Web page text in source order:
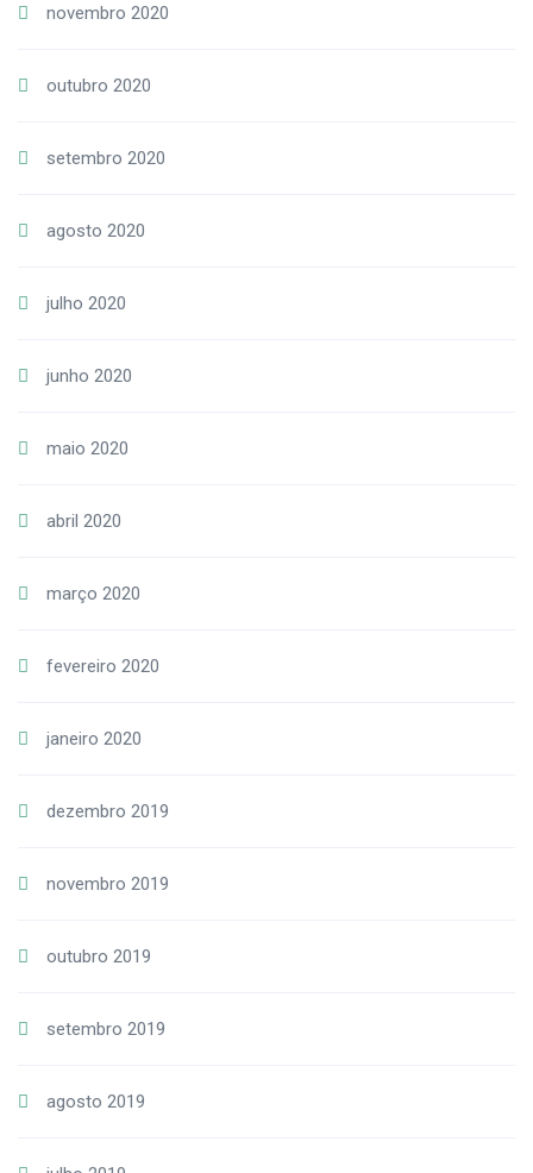
novembro 2020
outubro 2020
setembro 2020
agosto 2020
julho 2020
junho 2020
maio 2020
abril 2020
março 2020
fevereiro 2020
janeiro 2020
dezembro 2019
novembro 2019
outubro 2019
setembro 2019
agosto 2019